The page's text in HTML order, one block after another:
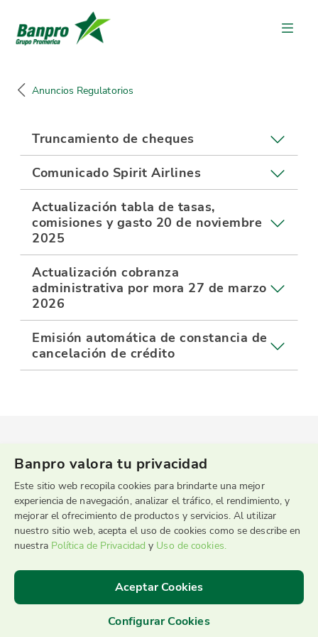
Anuncios Regulatorios
Truncamiento de cheques
Comunicado Spirit Airlines
Actualización tabla de tasas,
comisiones y gasto 20 de noviembre
2025
Actualización cobranza
administrativa por mora 27 de marzo
2026
Emisión automática de constancia de
cancelación de crédito
Banpro valora tu privacidad
Este sitio web recopila cookies para brindarte una mejor
experiencia de navegación, analizar el tráfico, el rendimiento, y
mejorar el ofrecimiento de productos y servicios. Al utilizar
nuestro sitio web, acepta el uso de cookies como se describe en
nuestra Política de Privacidad y Uso de cookies.
Aceptar Cookies
Configurar Cookies
Sucursal Telefónica
©2026 Banpro Grupo Promerica|Términos y Condiciones de uso